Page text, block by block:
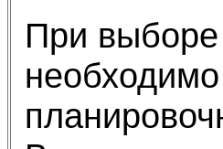
При выборе